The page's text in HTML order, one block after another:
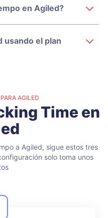
en Agiled?
usando el plan
AGILED
Time en
a Agiled, sigue estos tres
solo toma unos